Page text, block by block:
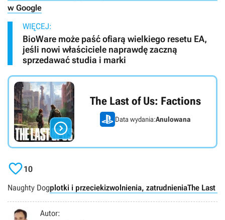
w Google
WIĘCEJ:
BioWare może paść ofiarą wielkiego resetu EA,
jeśli nowi właściciele naprawdę zaczną
sprzedawać studia i marki

The Last of Us: Factions
Data wydania:Anulowana
10
Naughty Dogplotki i przeciekizwolnienia, zatrudnieniaThe Last
Autor: